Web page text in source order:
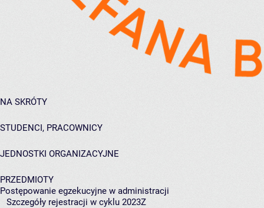
NA SKRÓTY
STUDENCI, PRACOWNICY
JEDNOSTKI ORGANIZACYJNE
PRZEDMIOTY
Postępowanie egzekucyjne w administracji
Szczegóły rejestracji w cyklu 2023Z